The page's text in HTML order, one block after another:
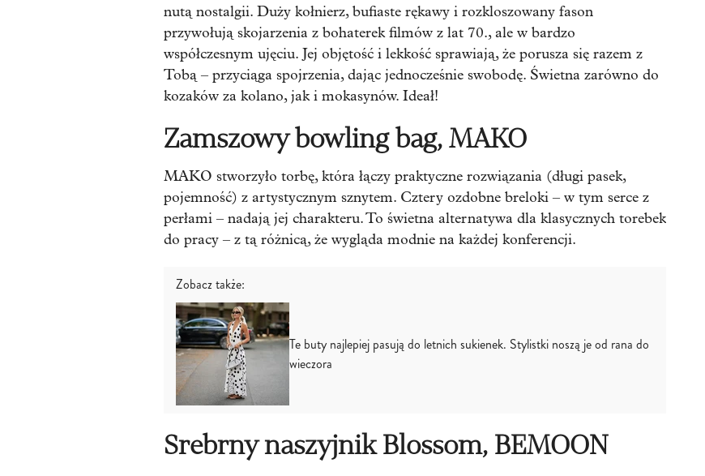
nutą nostalgii. Duży kołnierz, bufiaste rękawy i rozkloszowany fason
przywołują skojarzenia z bohaterek filmów z lat 70., ale w bardzo
współczesnym ujęciu. Jej objętość i lekkość sprawiają, że porusza się razem z
Tobą – przyciąga spojrzenia, dając jednocześnie swobodę. Świetna zarówno do
kozaków za kolano, jak i mokasynów. Ideał!
Zamszowy bowling bag, MAKO
MAKO stworzyło torbę, która łączy praktyczne rozwiązania (długi pasek,
pojemność) z artystycznym sznytem. Cztery ozdobne breloki – w tym serce z
perłami – nadają jej charakteru. To świetna alternatywa dla klasycznych torebek
do pracy – z tą różnicą, że wygląda modnie na każdej konferencji.
Zobacz także:
Te buty najlepiej pasują do letnich sukienek. Stylistki noszą je od rana do
wieczora
Srebrny naszyjnik Blossom, BEMOON